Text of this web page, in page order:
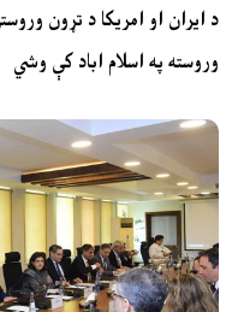
د ایران او امریکا د تړون
وروسته په اسلام اباد کې وشي